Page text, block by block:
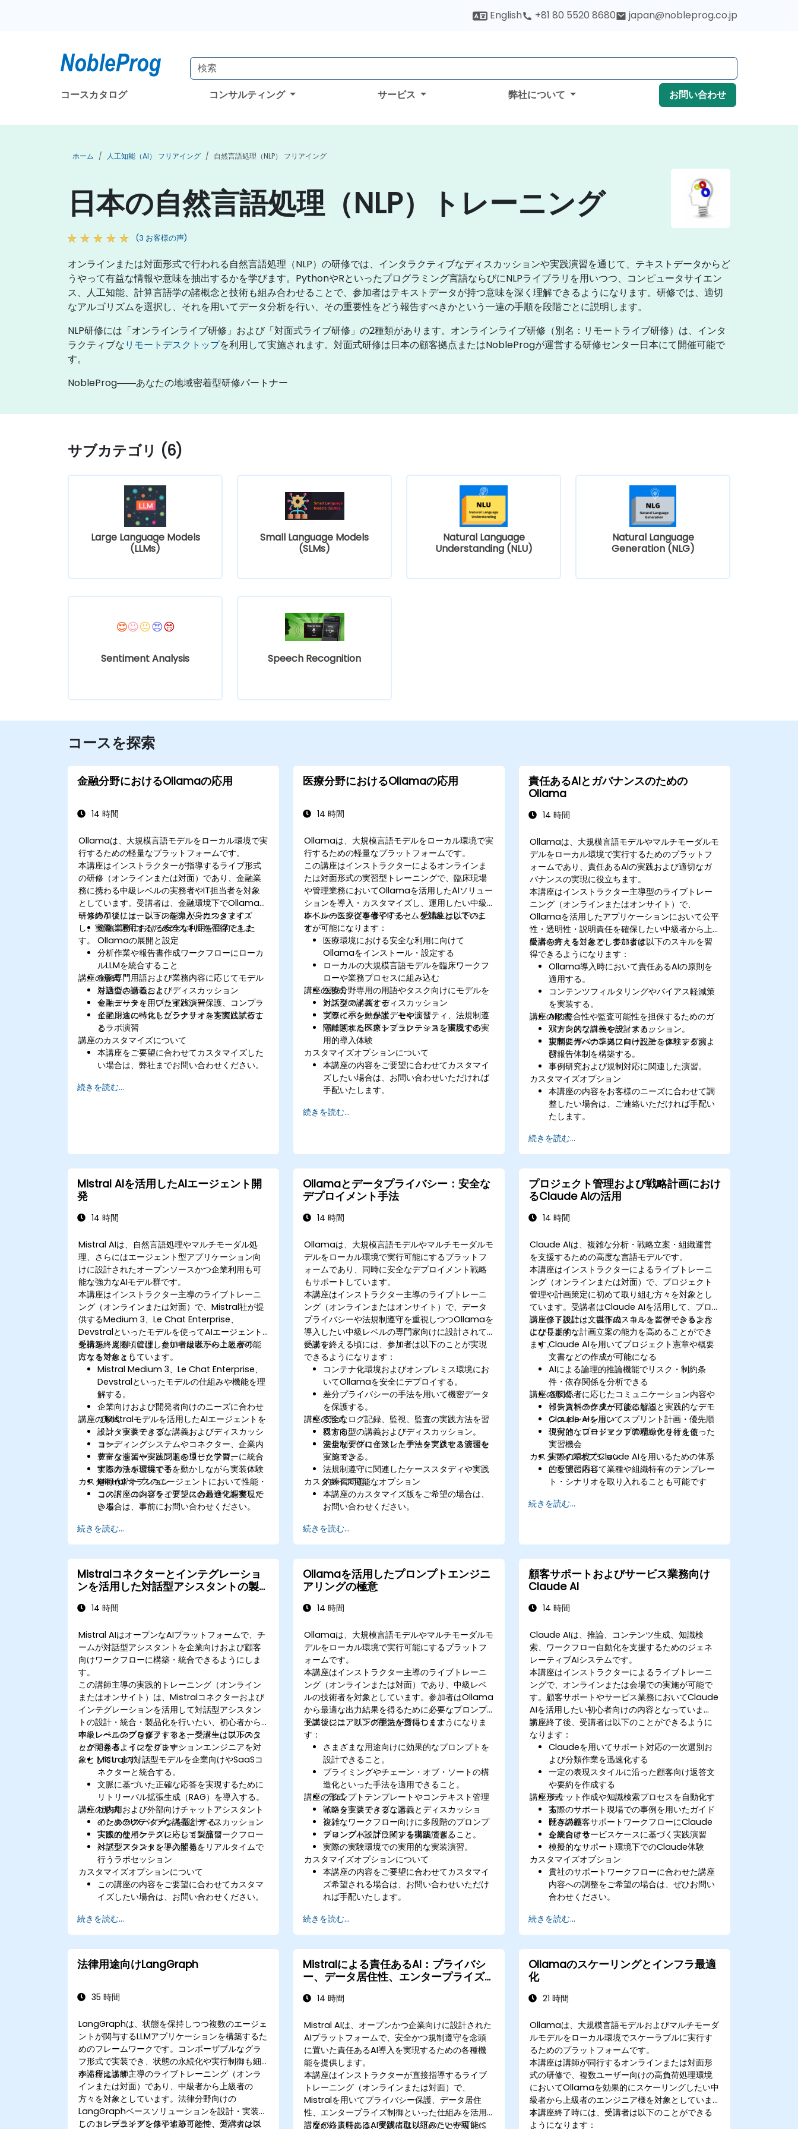
English +81 80 5520 8680 japan@nobleprog.co.jp
コースカタログ コンサルティング サービス 弊社について お問い合わせ
ホーム 人工知能（AI） フリアイング 自然言語処理（NLP） フリアイング
日本の自然言語処理（NLP）トレーニング
(3 お客様の声)
オンラインまたは対面形式で行われる自然言語処理（NLP）の研修では、インタラクティブなディスカッションや実践演習を通じて、テキストデータからど
うやって有益な情報や意味を抽出するかを学びます。PythonやRといったプログラミング言語ならびにNLPライブラリを用いつつ、コンピュータサイエン
ス、人工知能、計算言語学の諸概念と技術も組み合わせることで、参加者はテキストデータが持つ意味を深く理解できるようになります。研修では、適切
なアルゴリズムを選択し、それを用いてデータ分析を行い、その重要性をどう報告すべきかという一連の手順を段階ごとに説明します。
NLP研修には「オンラインライブ研修」および「対面式ライブ研修」の2種類があります。オンラインライブ研修（別名：リモートライブ研修）は、インタ
ラクティブなリモートデスクトップを利用して実施されます。対面式研修は日本の顧客拠点またはNobleProgが運営する研修センター日本にて開催可能で
す。
NobleProg――あなたの地域密着型研修パートナー
サブカテゴリ (6)
Large Language Models
(LLMs)
Small Language Models
(SLMs)
Natural Language
Understanding (NLU)
Natural Language
Generation (NLG)
Sentiment Analysis Speech Recognition
コースを探索
金融分野におけるOllamaの応用
14 時間
Ollamaは、大規模言語モデルをローカル環境で実
行するための軽量なプラットフォームです。
本講座はインストラクターが指導するライブ形式
の研修（オンラインまたは対面）であり、金融業
務に携わる中級レベルの実務者やIT担当者を対象
としています。受講者は、金融環境下でOllamaベ
ースのAIソリューションを導入・カスタマイズ
し、実際に運用するためのスキルを習得できま
す。
研修終了後には、以下の能力が身につきます：
金融業務における安全な利用を目的とした
Ollamaの展開と設定
分析作業や報告書作成ワークフローにローカ
ルLLMを統合すること
金融専門用語および業務内容に応じてモデル
を適合させること
セキュリティ、プライバシー保護、コンプラ
イアンスのベストプラクティスを実践するこ
と
講座の形式
対話型の講義およびディスカッション
金融データを用いた実践演習
金融用途に特化したシナリオを実際に試行す
るラボ演習
講座のカスタマイズについて
本講座をご要望に合わせてカスタマイズした
い場合は、弊社までお問い合わせください。
続きを読む...
医療分野におけるOllamaの応用
14 時間
Ollamaは、大規模言語モデルをローカル環境で実
行するための軽量なプラットフォームです。
この講座はインストラクターによるオンラインま
たは対面形式の実習型トレーニングで、臨床現場
や管理業務においてOllamaを活用したAIソリュー
ションを導入・カスタマイズし、運用したい中級
レベルの医療従事者やITチームを対象としていま
す。
本トレーニングを修了すると、受講生は以下のこ
とが可能になります：
医療環境における安全な利用に向けて
Ollamaをインストール・設定する
ローカルの大規模言語モデルを臨床ワークフ
ローや業務プロセスに組み込む
医療分野専用の用語やタスク向けにモデルを
カスタマイズする
プライバシー保護、セキュリティ、法規制遵
守に関するベストプラクティスを実践する
講座の形式
対話型の講義とディスカッション
実際に手を動かすデモや演習
隔離された医療シミュレーション環境での実
用的導入体験
カスタマイズオプションについて
本講座の内容をご要望に合わせてカスタマイ
ズしたい場合は、お問い合わせいただければ
手配いたします。
続きを読む...
責任あるAIとガバナンスのための
Ollama
14 時間
Ollamaは、大規模言語モデルやマルチモーダルモ
デルをローカル環境で実行するためのプラットフ
ォームであり、責任あるAIの実践および適切なガ
バナンスの実現に役立ちます。
本講座はインストラクター主導型のライブトレー
ニング（オンラインまたはオンサイト）で、
Ollamaを活用したアプリケーションにおいて公平
性・透明性・説明責任を確保したい中級者から上
級者の方々を対象としています。
受講を終えることで、参加者は以下のスキルを習
得できるようになります：
Ollama導入時において責任あるAIの原則を
適用する。
コンテンツフィルタリングやバイアス軽減策
を実装する。
AIの整合性や監査可能性を担保するためのガ
バナンスフローを設計する。
規制要件への準拠に向けたモニタリングおよ
び報告体制を構築する。
講座の形式
双方向的な講義やディスカッション。
実際にガバナンスフロー設計を体験する演
習。
事例研究および規制対応に関連した演習。
カスタマイズオプション
本講座の内容をお客様のニーズに合わせて調
整したい場合は、ご連絡いただければ手配い
たします。
続きを読む...
Mistral AIを活用したAIエージェント開
発
14 時間
Mistral AIは、自然言語処理やマルチモーダル処
理、さらにはエージェント型アプリケーション向
けに設計されたオープンソースかつ企業利用も可
能な強力なAIモデル群です。
本講座はインストラクター主導のライブトレーニ
ング（オンラインまたは対面）で、Mistral社が提
供するMedium 3、Le Chat Enterprise、
Devstralといったモデルを使ってAIエージェント
を構築・展開・管理したい中級者から上級者の
方々を対象としています。
受講を終える頃には、参加者は以下のことが可能
になるでしょう：
Mistral Medium 3、Le Chat Enterprise、
Devstralといったモデルの仕組みや機能を理
解する。
企業向けおよび開発者向けのニーズに合わせ
てMistralモデルを活用したAIエージェントを
設計・実装できる。
コーディングシステムやコネクター、企業内
データをエージェントのワークフローに統合
する方法を習得する。
Mistralベースのエージェントにおいて性能・
コスト・コンプライアンスの最適化を実現で
きる。
講座の形式
インタラクティブな講義およびディスカッシ
ョン。
豊富な演習や実践問題を通じた学習。
実際のラボ環境で手を動かしながら実装体験
を行う。
カスタマイズオプション
この講座の内容をご要望に合わせて調整した
い場合は、事前にお問い合わせください。
続きを読む...
Ollamaとデータプライバシー：安全な
デプロイメント手法
14 時間
Ollamaは、大規模言語モデルやマルチモーダルモ
デルをローカル環境で実行可能にするプラットフ
ォームであり、同時に安全なデプロイメント戦略
もサポートしています。
本講座はインストラクター主導のライブトレーニ
ング（オンラインまたはオンサイト）で、データ
プライバシーや法規制遵守を重視しつつOllamaを
導入したい中級レベルの専門家向けに設計されて
います。
受講を終える頃には、参加者は以下のことが実現
できるようになります：
コンテナ化環境およびオンプレミス環境にお
いてOllamaを安全にデプロイする。
差分プライバシーの手法を用いて機密データ
を保護する。
安全なログ記録、監視、監査の実践方法を習
得する。
法規制要件に合致したデータアクセス管理を
実施できる。
講座の形式
双方向型の講義およびディスカッション。
安全なデプロイメント手法を実践する演習セ
ッション。
法規制遵守に関連したケーススタディや実践
的練習問題。
カスタマイズ可能なオプション
本講座のカスタマイズ版をご希望の場合は、
お問い合わせください。
続きを読む...
プロジェクト管理および戦略計画におけ
るClaude AIの活用
14 時間
Claude AIは、複雑な分析・戦略立案・組織運営
を支援するための高度な言語モデルです。
本講座はインストラクターによるライブトレーニ
ング（オンラインまたは対面）で、プロジェクト
管理や計画策定に初めて取り組む方々を対象とし
ています。受講者はClaude AIを活用して、プロ
ジェクト設計・文書作成・コミュニケーションお
よび長期的な計画立案の能力を高めることができ
ます。
講座修了後には、以下のスキルを習得できるよう
になります：
Claude AIを用いてプロジェクト憲章や概要
文書などの作成が可能になる
AIによる論理的推論機能でリスク・制約条
件・依存関係を分析できる
各関係者に応じたコミュニケーション内容や
報告資料の作成が可能になる
Claude AIを用いてスプリント計画・優先順
位付け・ロードマップの精緻化を行える
講座の形式
インストラクターによる解説と実践的なデモ
ンストレーション
現実的なプロジェクト管理シナリオを使った
実習機会
実際の環境でClaude AIを用いるための体系
的な演習内容
カスタマイズオプション
ご要望に応じて業種や組織特有のテンプレー
ト・シナリオを取り入れることも可能です
続きを読む...
Mistralコネクターとインテグレーショ
ンを活用した対話型アシスタントの製品
14 時間
Mistral AIはオープンなAIプラットフォームで、チ
ームが対話型アシスタントを企業向けおよび顧客
向けワークフローに構築・統合できるようにしま
す。
この講師主導の実践的トレーニング（オンライン
またはオンサイト）は、Mistralコネクターおよび
インテグレーションを活用して対話型アシスタン
トの設計・統合・製品化を行いたい、初心者から
中級レベルのプロダクトマネージャー、フルスタ
ック開発者、インテグレーションエンジニアを対
象としています。
本トレーニングを修了すると、受講生は以下のこ
とができるようになります：
Mistralの対話型モデルを企業向けやSaaSコ
ネクターと統合する。
文脈に基づいた正確な応答を実現するために
リトリーバル拡張生成（RAG）を導入する。
社内用および外部向けチャットアシスタント
のためのUXパターンを設計する。
実際の使用ケースに応じて製品ワークフロー
へアシスタントを導入する。
講座の形式
インタラクティブな講義とディスカッション
実践的なインテグレーション演習
対話型アシスタントの開発をリアルタイムで
行うラボセッション
カスタマイズオプションについて
この講座の内容をご要望に合わせてカスタマ
イズしたい場合は、お問い合わせください。
続きを読む...
Ollamaを活用したプロンプトエンジニ
アリングの極意
14 時間
Ollamaは、大規模言語モデルやマルチモーダルモ
デルをローカル環境で実行可能にするプラットフ
ォームです。
本講座はインストラクター主導のライブトレーニ
ング（オンラインまたは対面）であり、中級レベ
ルの技術者を対象としています。参加者はOllama
から最適な出力結果を得るために必要なプロンプ
トエンジニアリング手法を習得します。
受講後には、以下の能力が身につくようになりま
す：
さまざまな用途向けに効果的なプロンプトを
設計できること。
プライミングやチェーン・オブ・ソートの構
造化といった手法を適用できること。
プロンプトテンプレートやコンテキスト管理
戦略を実装できること。
複雑なワークフロー向けに多段階のプロンプ
ティングパイプラインを構築できること。
講座の形式
インタラクティブな講義とディスカッショ
ン。
プロンプト設計に関する実践演習。
実際の実験環境での実用的な実装演習。
カスタマイズオプションについて
本講座の内容をご要望に合わせてカスタマイ
ズ希望される場合は、お問い合わせいただけ
れば手配いたします。
続きを読む...
顧客サポートおよびサービス業務向け
Claude AI
14 時間
Claude AIは、推論、コンテンツ生成、知識検
索、ワークフロー自動化を支援するためのジェネ
レーティブAIシステムです。
本講座はインストラクターによるライブトレーニ
ングで、オンラインまたは会場での実施が可能で
す。顧客サポートやサービス業務においてClaude
AIを活用したい初心者向けの内容となっていま
す。
講座終了後、受講者は以下のことができるように
なります：
Claudeを用いてサポート対応の一次選別お
よび分類作業を迅速化する
一定の表現スタイルに沿った顧客向け返答文
や要約を作成する
チケット作成や知識検索プロセスを自動化す
る
既存の顧客サポートワークフローにClaude
を統合する
講座形式
実際のサポート現場での事例を用いたガイド
付き講義
企業向けサービスケースに基づく実践演習
模擬的なサポート環境下でのClaude体験
カスタマイズオプション
貴社のサポートワークフローに合わせた講座
内容への調整をご希望の場合は、ぜひお問い
合わせください。
続きを読む...
法律用途向けLangGraph
35 時間
LangGraphは、状態を保持しつつ複数のエージェ
ントが関与するLLMアプリケーションを構築するた
めのフレームワークです。コンポーザブルなグラ
フ形式で実装でき、状態の永続化や実行制御も細
かく行えます。
本講座は講師主導のライブトレーニング（オンラ
インまたは対面）であり、中級者から上級者の
方々を対象としています。法律分野向けの
LangGraphベースソリューションを設計・実装
し、コンプライアンスや追跡可能性、ガバナンス
このトレーニングを修了することで、受講者は以
Mistralによる責任あるAI：プライバシ
ー、データ居住性、エンタープライズ制
14 時間
Mistral AIは、オープンかつ企業向けに設計された
AIプラットフォームで、安全かつ規制遵守を念頭
に置いた責任あるAI導入を実現するための各種機
能を提供します。
本講座はインストラクターが直接指導するライブ
トレーニング（オンラインまたは対面）で、
Mistralを用いてプライバシー保護、データ居住
性、エンタープライズ制御といった仕組みを活用
しながら責任あるAI実践に取り組みたい中級レベ
講座の終了時には、受講者は以下のことが可能に
Ollamaのスケーリングとインフラ最適
化
21 時間
Ollamaは、大規模言語モデルおよびマルチモーダ
ルモデルをローカル環境でスケーラブルに実行す
るためのプラットフォームです。
本講座は講師が同行するオンラインまたは対面形
式の研修で、複数ユーザー向けの高負荷処理環境
においてOllamaを効果的にスケーリングしたい中
級者から上級者のエンジニア様を対象としていま
す。
本講座終了時には、受講者は以下のことができる
ようになります：